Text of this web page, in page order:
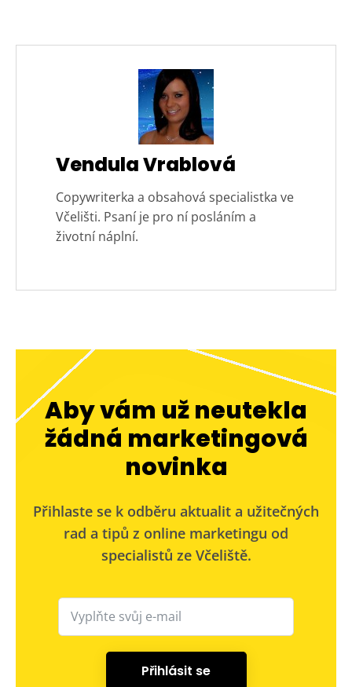
Vendula Vrablová
Copywriterka a obsahová specialistka ve
Včelišti. Psaní je pro ní posláním a
životní náplní.
Aby vám už neutekla
žádná marketingová
novinka
Přihlaste se k odběru aktualit a užitečných
rad a tipů z online marketingu od
specialistů ze Včeliště.
Přihlásit se